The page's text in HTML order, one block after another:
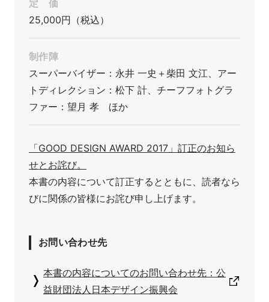
定 価
25,000円 （税込）
制作陣
スーパーバイザー：永井 一史＋柴田 文江、アー
トディレクション：松下 計、チーフフォトグラ
ファー：望月 孝　ほか
「GOOD DESIGN AWARD 2017」訂正のお知ら
せとお詫び。
本書の内容について訂正するとともに、読者なら
びに関係の皆様にお詫び申し上げます。
お問い合わせ先
本書の内容についてのお問い合わせ先：公
益財団法人日本デザイン振興会